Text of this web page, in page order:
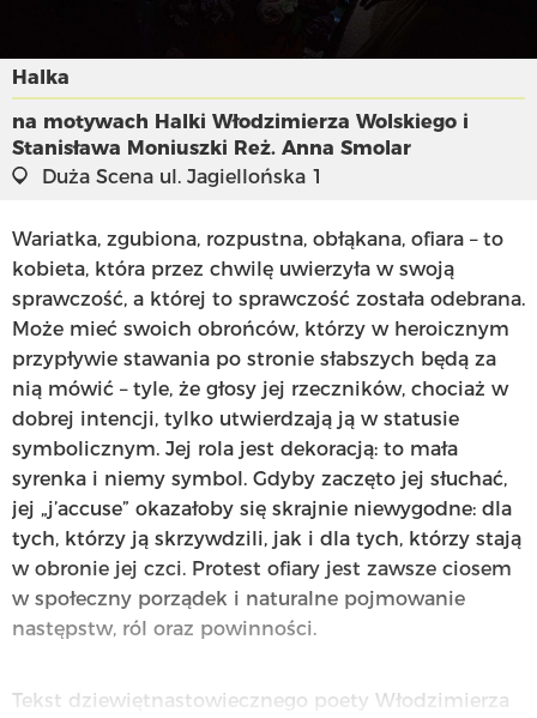
Halka
na motywach Halki Włodzimierza Wolskiego i
Stanisława Moniuszki Reż. Anna Smolar
Duża Scena ul. Jagiellońska 1
Wariatka, zgubiona, rozpustna, obłąkana, ofiara – to
kobieta, która przez chwilę uwierzyła w swoją
sprawczość, a której to sprawczość została odebrana.
Może mieć swoich obrońców, którzy w heroicznym
przypływie stawania po stronie słabszych będą za
nią mówić – tyle, że głosy jej rzeczników, chociaż w
dobrej intencji, tylko utwierdzają ją w statusie
symbolicznym. Jej rola jest dekoracją: to mała
syrenka i niemy symbol. Gdyby zaczęto jej słuchać,
jej „j’accuse” okazałoby się skrajnie niewygodne: dla
tych, którzy ją skrzywdzili, jak i dla tych, którzy stają
w obronie jej czci. Protest ofiary jest zawsze ciosem
w społeczny porządek i naturalne pojmowanie
następstw, ról oraz powinności.
Tekst dziewiętnastowiecznego poety Włodzimierza